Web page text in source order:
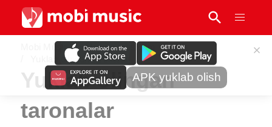
APK yuklab olish
Mobi Music
Mening musiqam
Yuklab olingan taronalar
Yuklab olingan
taronalar